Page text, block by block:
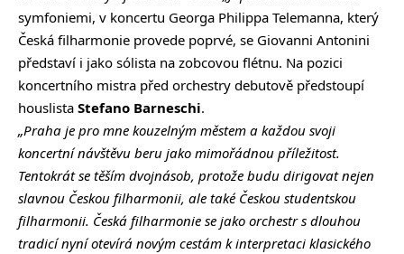
symfoniemi, v koncertu Georga Philippa Telemanna, který
Česká filharmonie provede poprvé, se Giovanni Antonini
představí i jako sólista na zobcovou flétnu. Na pozici
koncertního mistra před orchestry debutově předstoupí
houslista Stefano Barneschi.
„Praha je pro mne kouzelným městem a každou svoji
koncertní návštěvu beru jako mimořádnou příležitost.
Tentokrát se těším dvojnásob, protože budu dirigovat nejen
slavnou Českou filharmonii, ale také Českou studentskou
filharmonii. Česká filharmonie se jako orchestr s dlouhou
tradicí nyní otevírá novým cestám k interpretaci klasického